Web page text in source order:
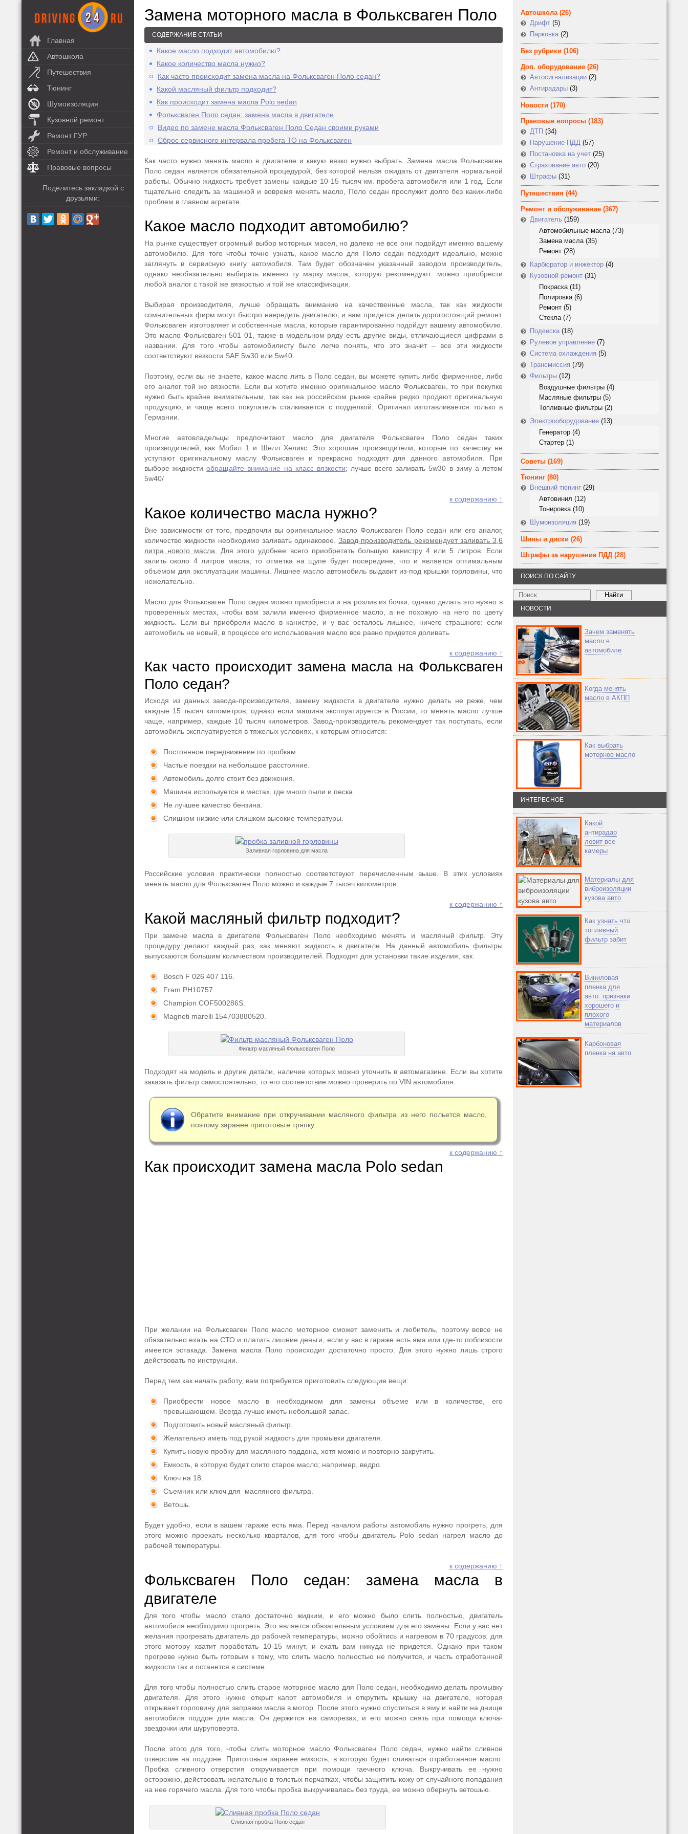
Главная
Автошкола
Путешествия
Тюнинг
Шумоизоляция
Кузовной ремонт
Ремонт ГУР
Ремонт и обслуживание
Правовые вопросы
Поделитесь закладкой с
друзьями:
Замена моторного масла в Фольксваген Поло
СОДЕРЖАНИЕ СТАТЬИ
Какое масло подходит автомобилю?
Какое количество масла нужно?
Как часто происходит замена масла на Фольксваген Поло седан?
Какой масляный фильтр подходит?
Как происходит замена масла Polo sedan
Фольксваген Поло седан: замена масла в двигателе
Видео по замене масла Фольксваген Поло Седан своими руками
Сброс сервисного интервала пробега ТО на Фольксваген
Как часто нужно менять масло в двигателе и какую вязко нужно выбрать. Замена масла Фольксваген
Поло седан является обязательной процедурой, без которой нельзя ожидать от двигателя нормальной
работы. Обычно жидкость требует замены каждые 10-15 тысяч км. пробега автомобиля или 1 год. Если
тщательно следить за машиной и вовремя менять масло, Поло седан прослужит долго без каких-либо
проблем в главном агрегате.
Какое масло подходит автомобилю?
На рынке существует огромный выбор моторных масел, но далеко не все они подойдут именно вашему
автомобилю. Для того чтобы точно узнать, какое масло для Поло седан подходит идеально, можно
заглянуть в сервисную книгу автомобиля. Там будет обозначен указанный заводом производитель,
однако необязательно выбирать именно ту марку масла, которую рекомендуют: можно приобрести
любой аналог с такой же вязкостью и той же классификации.
Выбирая производителя, лучше обращать внимание на качественные масла, так как жидкости
сомнительных фирм могут быстро навредить двигателю, и вам придется делать дорогостоящий ремонт.
Фольксваген изготовляет и собственные масла, которые гарантированно подойдут вашему автомобилю.
Это масло Фольксваген 501 01, также в модельном ряду есть другие виды, отличающиеся цифрами в
названии. Для того чтобы автомобилисту было легче понять, что это значит – все эти жидкости
соответствуют вязкости SAE 5w30 или 5w40.
Поэтому, если вы не знаете, какое масло лить в Поло седан, вы можете купить либо фирменное, либо
его аналог той же вязкости. Если вы хотите именно оригинальное масло Фольксваген, то при покупке
нужно быть крайне внимательным, так как на российском рынке крайне редко продают оригинальную
продукцию, и чаще всего покупатель сталкивается с подделкой. Оригинал изготавливается только в
Германии.
Многие автовладельцы предпочитают масло для двигателя Фольксваген Поло седан таких
производителей, как Мобил 1 и Шелл Хеликс. Это хорошие производители, которые по качеству не
уступают оригинальному маслу Фольксваген и прекрасно подходят для данного автомобиля. При
выборе жидкостиобращайте внимание на класс вязкости; лучше всего заливать 5w30 в зиму а летом
5w40/
к содержанию ↑
Какое количество масла нужно?
Вне зависимости от того, предпочли вы оригинальное масло Фольксваген Поло седан или его аналог,
количество жидкости необходимо заливать одинаковое.Завод-производитель рекомендует заливать 3,6
литра нового масла.
Для этого удобнее всего приобретать большую канистру 4 или 5 литров. Если
залить около 4 литров масла, то отметка на щупе будет посередине, что и является оптимальным
объемом для эксплуатации машины. Лишнее масло автомобиль выдавит из-под крышки горловины, что
нежелательно.
Масло для Фольксваген Поло седан можно приобрести и на розлив из бочки, однако делать это нужно в
проверенных местах, чтобы вам залили именно фирменное масло, а не похожую на него по цвету
жидкость. Если вы приобрели масло в канистре, и у вас осталось лишнее, ничего страшного: если
автомобиль не новый, в процессе его использования масло все равно придется доливать.
к содержанию ↑
Как часто происходит замена масла на Фольксваген
Поло седан?
Исходя из данных завода-производителя, замену жидкости в двигателе нужно делать не реже, чем
каждые 15 тысяч километров, однако если машина эксплуатируется в России, то менять масло лучше
чаще, например, каждые 10 тысяч километров. Завод-производитель рекомендует так поступать, если
автомобиль эксплуатируется в тяжелых условиях, к которым относится:
Постоянное передвижение по пробкам.
Частые поездки на небольшое расстояние.
Автомобиль долго стоит без движения.
Машина используется в местах, где много пыли и песка.
Не лучшее качество бензина.
Слишком низкие или слишком высокие температуры.
Заливная горловина для масла
Российские условия практически полностью соответствуют перечисленным выше. В этих условиях
менять масло для Фольксваген Поло можно и каждые 7 тысяч километров.
к содержанию ↑
Какой масляный фильтр подходит?
При замене масла в двигателе Фольксваген Поло необходимо менять и масляный фильтр. Эту
процедуру делают каждый раз, как меняют жидкость в двигателе. На данный автомобиль фильтры
выпускаются большим количеством производителей. Подходят для установки такие изделия, как:
Bosch F 026 407 116.
Fram PH10757.
Champion COF500286S.
Magneti marelli 154703880520.
Фильтр масляный Фольксваген Поло
Подходят на модель и другие детали, наличие которых можно уточнить в автомагазине. Если вы хотите
заказать фильтр самостоятельно, то его соответствие можно проверить по VIN автомобиля.
Обратите внимание при откручивании масляного фильтра из него польется масло,
поэтому заранее приготовьте тряпку.
к содержанию ↑
Как происходит замена масла Polo sedan
При желании на Фольксваген Поло масло моторное сможет заменить и любитель, поэтому вовсе не
обязательно ехать на СТО и платить лишние деньги, если у вас в гараже есть яма или где-то поблизости
имеется эстакада. Замена масла Поло происходит достаточно просто. Для этого нужно лишь строго
действовать по инструкции.
Перед тем как начать работу, вам потребуется приготовить следующие вещи:
Приобрести новое масло в необходимом для замены объеме или в количестве, его
превышающем. Всегда лучше иметь небольшой запас.
Подготовить новый масляный фильтр.
Желательно иметь под рукой жидкость для промывки двигателя.
Купить новую пробку для масляного поддона, хотя можно и повторно закрутить.
Емкость, в которую будет слито старое масло; например, ведро.
Ключ на 18.
Съемник или ключ для масляного фильтра.
Ветошь.
Будет удобно, если в вашем гараже есть яма. Перед началом работы автомобиль нужно прогреть, для
этого можно проехать несколько кварталов, для того чтобы двигатель Polo sedan нагрел масло до
рабочей температуры.
к содержанию ↑
Фольксваген Поло седан: замена масла в
двигателе
Для того чтобы масло стало достаточно жидким, и его можно было слить полностью, двигатель
автомобиля необходимо прогреть. Это является обязательным условием для его замены. Если у вас нет
желания прогревать двигатель до рабочей температуры, можно обойтись и нагревом в 70 градусов: для
этого мотору хватит поработать 10-15 минут, и ехать вам никуда не придется. Однако при таком
прогреве нужно быть готовым к тому, что слить масло полностью не получится, и часть отработанной
жидкости так и останется в системе.
Для того чтобы полностью слить старое моторное масло для Поло седан, необходимо делать промывку
двигателя. Для этого нужно открыт капот автомобиля и открутить крышку на двигателе, которая
открывает горловину для заправки масла в мотор. После этого нужно спуститься в яму и найти на днище
автомобиля поддон для масла. Он держится на саморезах, и его можно снять при помощи ключа-
звездочки или шуруповерта.
После этого для того, чтобы слить моторное масло Фольксваген Поло седан, нужно найти сливное
отверстие на поддоне. Приготовьте заранее емкость, в которую будет сливаться отработанное масло.
Пробка сливного отверстия откручивается при помощи гаечного ключа. Выкручивать ее нужно
осторожно, действовать желательно в толстых перчатках, чтобы защитить кожу от случайного попадания
на нее горячего масла. Для того чтобы пробка выкручивалась без труда, ее можно обернуть ветошью.
Сливная пробка Поло седан
Автошкола(26)
Дрифт (5)
Парковка (2)
Без рубрики (106)
Доп. оборудование (26)
Автосигнализации (2)
Антирадары (3)
Новости (170)
Правовые вопросы (183)
ДТП (34)
Нарушение ПДД (57)
Постановка на учет (25)
Страхование авто (20)
Штрафы (31)
Путешествия (44)
Ремонт и обслуживание (367)
Двигатель (159)
Автомобильные масла(73)
Замена масла(35)
Ремонт (28)
Карбюратор и инжектор (4)
Кузовной ремонт (31)
Покраска(11)
Полировка(6)
Ремонт (5)
Стекла(7)
Подвеска (18)
Рулевое управление (7)
Система охлаждения (5)
Трансмиссия (79)
Фильтры (12)
Воздушные фильтры (4)
Масляные фильтры (5)
Топливные фильтры (2)
Электрооборудование (13)
Генератор (4)
Стартер (1)
Советы (169)
Тюнинг (80)
Внешний тюнинг (29)
Автовинил (12)
Тонировка(10)
Шумоизоляция (19)
Шины и диски (26)
Штрафы за нарушение ПДД (28)
ПОИСК ПО САЙТУ
НОВОСТИ
Зачем заменять
масло в
автомобиле
Когда менять
масло в АКПП
Как выбрать
моторное масло
ИНТЕРЕСНОЕ
Какой
антирадар
ловит все
камеры
Материалы для
виброизоляции
кузова авто
Как узнать что
топливный
фильтр забит
Виниловая
пленка для
авто: признаки
хорошего и
плохого
материалов
Карбоновая
пленка на авто